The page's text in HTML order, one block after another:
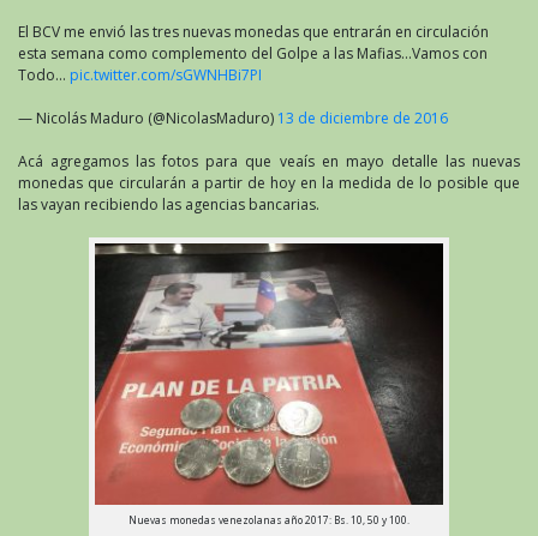
El BCV me envió las tres nuevas monedas que entrarán en circulación
esta semana como complemento del Golpe a las Mafias…Vamos con
Todo… pic.twitter.com/sGWNHBi7PI
— Nicolás Maduro (@NicolasMaduro) 13 de diciembre de 2016
Acá agregamos las fotos para que veaís en mayo detalle las nuevas
monedas que circularán a partir de hoy en la medida de lo posible que
las vayan recibiendo las agencias bancarias.
Nuevas monedas venezolanas año 2017: Bs. 10, 50 y 100.